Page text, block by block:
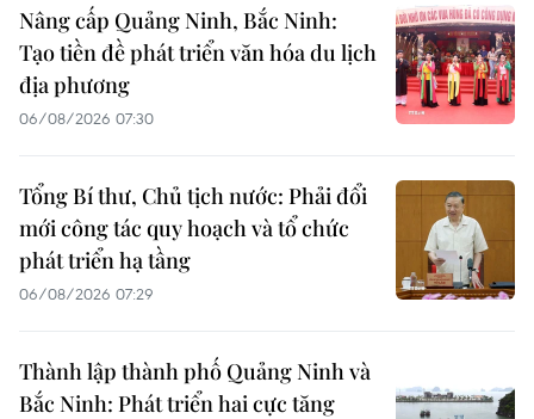
Nâng cấp Quảng Ninh, Bắc Ninh:
Tạo tiền đề phát triển văn hóa du lịch
địa phương
06/08/2026 07:30
Tổng Bí thư, Chủ tịch nước: Phải đổi
mới công tác quy hoạch và tổ chức
phát triển hạ tầng
06/08/2026 07:29
Thành lập thành phố Quảng Ninh và
Bắc Ninh: Phát triển hai cực tăng